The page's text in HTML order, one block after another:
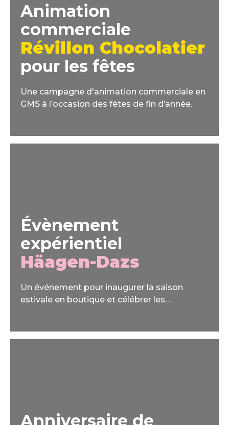
Animation
commerciale
Révillon Chocolatier
pour les fêtes
Une campagne d'animation commerciale en
GMS à l’occasion des fêtes de fin d’année.
Évènement
expérientiel
Häagen-Dazs
Un événement pour inaugurer la saison
estivale en boutique et célébrer les
Anniversaire de